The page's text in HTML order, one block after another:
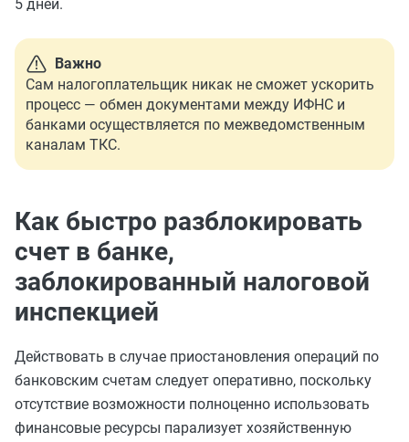
5 дней.
Важно
Сам налогоплательщик никак не сможет ускорить
процесс — обмен документами между ИФНС и
банками осуществляется по межведомственным
каналам ТКС.
Как быстро разблокировать
счет в банке,
заблокированный налоговой
инспекцией
Действовать в случае приостановления операций по
банковским счетам следует оперативно, поскольку
отсутствие возможности полноценно использовать
финансовые ресурсы парализует хозяйственную